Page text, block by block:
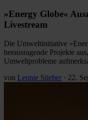
»Energy Globe«
Livestream
Die Umweltinitiative
herausragende Projekte
Umweltprobleme
von Leonie Stieber · 22.